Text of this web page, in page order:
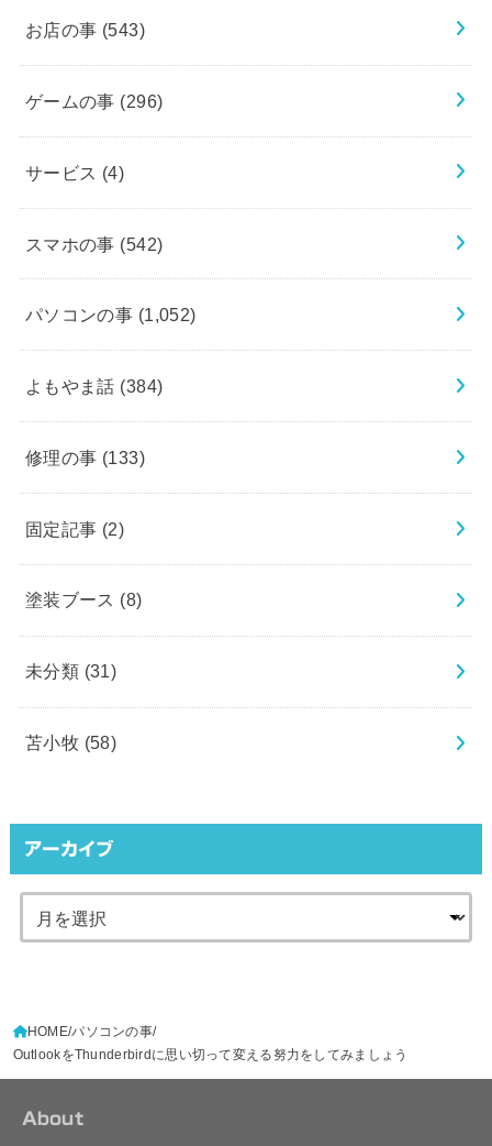
お店の事 (543)
ゲームの事 (296)
サービス (4)
スマホの事 (542)
パソコンの事 (1,052)
よもやま話 (384)
修理の事 (133)
固定記事 (2)
塗装ブース (8)
未分類 (31)
苫小牧 (58)
アーカイブ
HOME パソコンの事
OutlookをThunderbirdに思い切って変える努力をしてみましょう
About